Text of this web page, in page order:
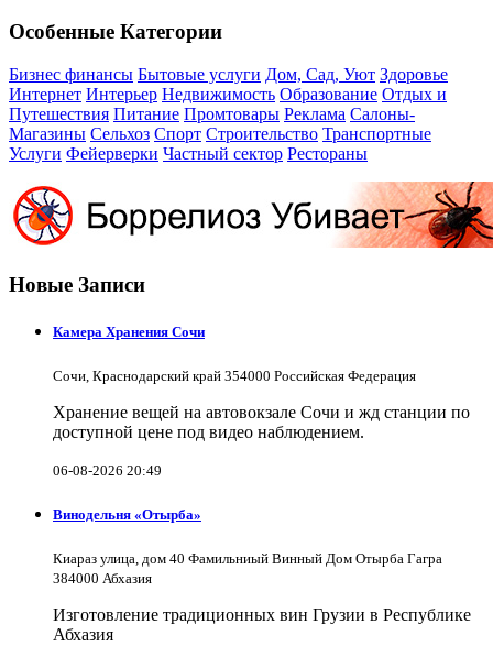
Особенные Категории
Бизнес финансы Бытовые услуги Дом, Сад, Уют Здоровье
Интернет Интерьер Недвижимость Образование Отдых и
Путешествия Питание Промтовары Реклама Салоны-
Магазины Сельхоз Спорт Строительство Транспортные
Услуги Фейерверки Частный сектор Рестораны
Новые Записи
Камера Хранения Сочи
Сочи, Краснодарский край 354000 Российская Федерация
Хранение вещей на автовокзале Сочи и жд станции по
доступной цене под видео наблюдением.
06-08-2026 20:49
Винодельня «Отырба»
Киараз улица, дом 40 Фамильниый Винный Дом Отырба Гагра
384000 Абхазия
Изготовление традиционных вин Грузии в Республике
Абхазия